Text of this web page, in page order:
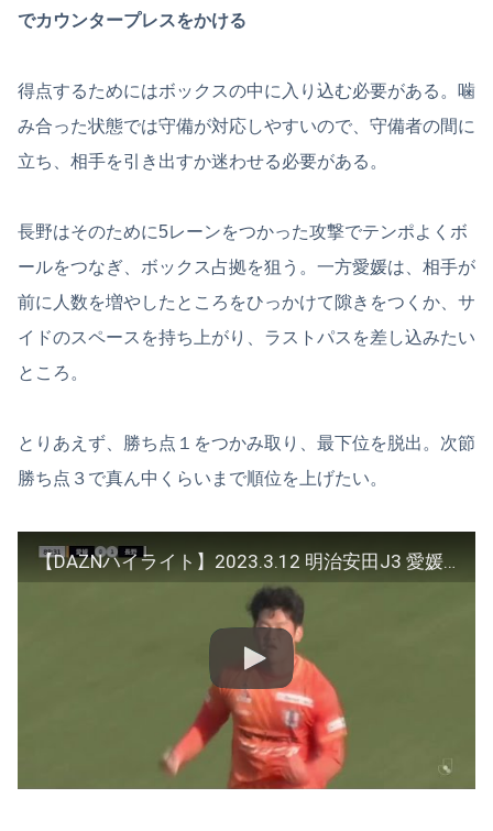
でカウンタープレスをかける
得点するためにはボックスの中に入り込む必要がある。噛
み合った状態では守備が対応しやすいので、守備者の間に
立ち、相手を引き出すか迷わせる必要がある。
長野はそのために5レーンをつかった攻撃でテンポよくボ
ールをつなぎ、ボックス占拠を狙う。一方愛媛は、相手が
前に人数を増やしたところをひっかけて隙きをつくか、サ
イドのスペースを持ち上がり、ラストパスを差し込みたい
ところ。
とりあえず、勝ち点１をつかみ取り、最下位を脱出。次節
勝ち点３で真ん中くらいまで順位を上げたい。
【DAZNハイライト】2023.3.12 明治安田J3 愛媛FC vs AC長野パルセイロ